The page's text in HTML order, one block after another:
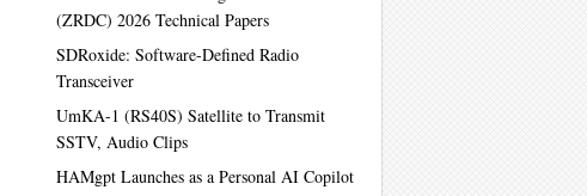
(ZRDC) 2026 Technical Papers
SDRoxide: Software-Defined Radio
Transceiver
UmKA-1 (RS40S) Satellite to Transmit
SSTV, Audio Clips
HAMgpt Launches as a Personal AI Copilot